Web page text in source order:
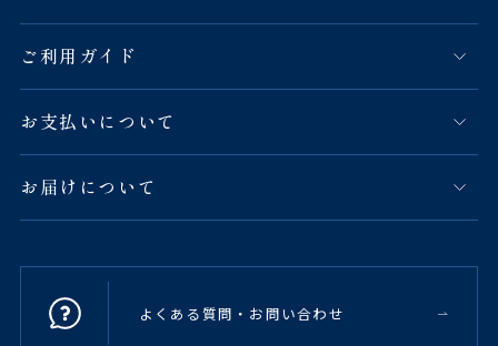
ご利用ガイド
お支払いについて
お届けについて
よくある質問・お問い合わせ